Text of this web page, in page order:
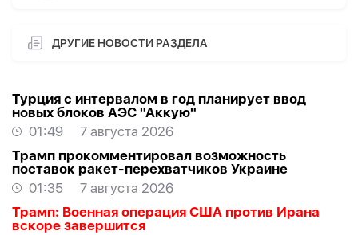
ДРУГИЕ НОВОСТИ РАЗДЕЛА
Турция с интервалом в год планирует ввод
новых блоков АЭС "Аккую"
01:49
7 августа 2026
Трамп прокомментировал возможность
поставок ракет-перехватчиков Украине
01:35
7 августа 2026
Трамп: Военная операция США против Ирана
вскоре завершится